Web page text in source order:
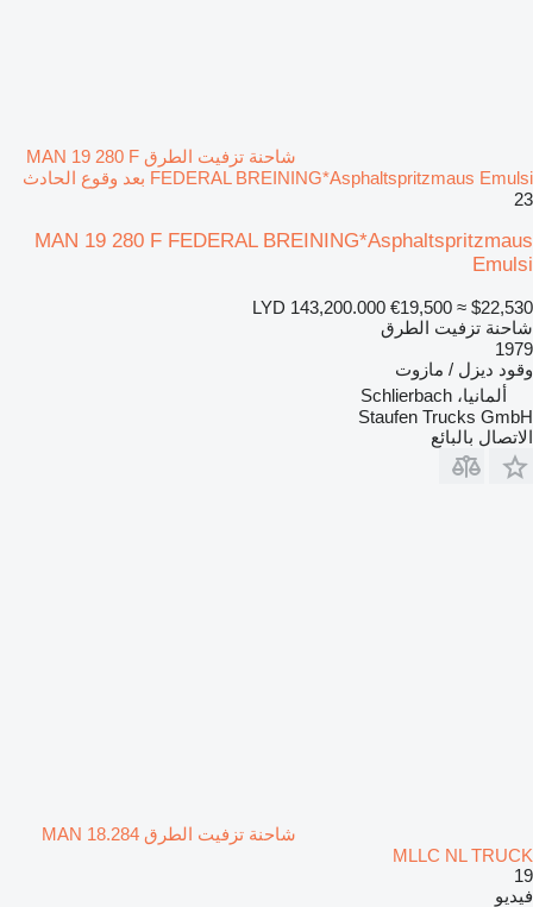
شاحنة تزفيت الطرق MAN 19 280 F
FEDERAL BREINING*Asphaltspritzmaus Emulsi بعد وقوع الحادث
23
MAN 19 280 F FEDERAL BREINING*Asphaltspritzmaus
Emulsi
LYD 143,200.000 €19,500 ≈ $22,530
شاحنة تزفيت الطرق
1979
وقود ديزل / مازوت
ألمانيا، Schlierbach
Staufen Trucks GmbH
الاتصال بالبائع
شاحنة تزفيت الطرق MAN 18.284
MLLC NL TRUCK
19
فيديو